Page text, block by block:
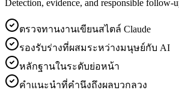
Detection, evidence, and responsible follow-
ตรวจทานงานเขียนสไตล์ Claude
รองรับร่างที่ผสมระหว่างมนุษย์กับ AI
หลักฐานในระดับย่อหน้า
คำแนะนำที่คำนึงถึงผลบวกลวง